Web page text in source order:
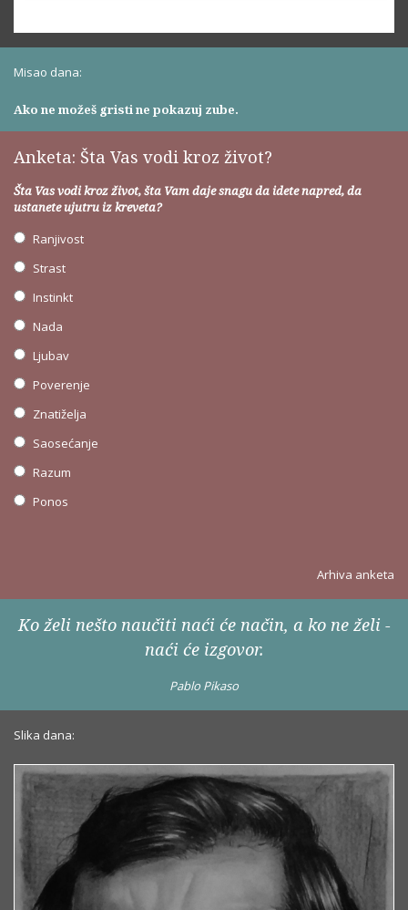
Misao dana:
Ako ne možeš gristi ne pokazuj zube.
Anketa: Šta Vas vodi kroz život?
Šta Vas vodi kroz život, šta Vam daje snagu da idete napred, da
ustanete ujutru iz kreveta?
Ranjivost
Strast
Instinkt
Nada
Ljubav
Poverenje
Znatiželja
Saosećanje
Razum
Ponos
Arhiva anketa
Ko želi nešto naučiti naći će način, a ko ne želi -
naći će izgovor.
Pablo Pikaso
Slika dana: